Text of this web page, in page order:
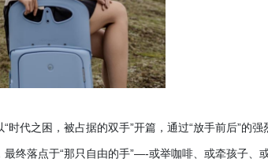
“时代之困，被占据的双手”开篇，通过“放手前后”的强
终落点于“那只自由的手”—-或举咖啡、或牵孩子、